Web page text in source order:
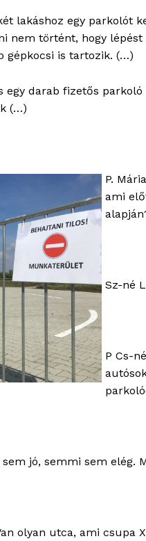
blogSZOLNOK
szubjektív
élményportál
ELŐFIZETÉS
lakáshoz egy parkolót
nem történt, hogy
gépkocsi is tartozik. (…)
darab fizetős
(…)
P.
ami
Sz-né
P Cs-
sem jó, semmi sem
olyan utca, ami csupa